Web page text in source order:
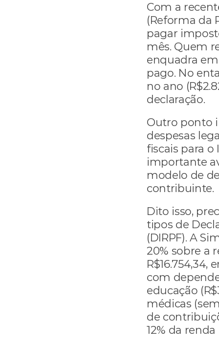
Com a
(Reforma da
pagar
mês. Quem
enquadra
pago. No
no ano
declaração.
Outro ponto
despesas
fiscais para o
importante
modelo de
contribuinte.
Dito isso,
tipos de
(DIRPF). A
20% sobre a
com
educação
médicas
de
12% da